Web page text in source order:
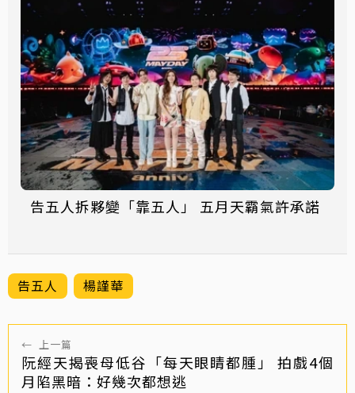
告五人拆夥變「靠五人」 五月天霸氣許承諾
告五人 楊謹華
← 上一篇
阮經天揭喪母低谷「每天眼睛都腫」 拍戲4個
月陷黑暗：好幾次都想逃